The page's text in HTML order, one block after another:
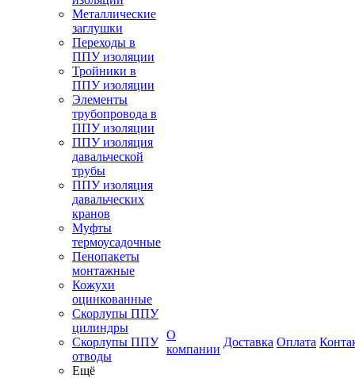
Металлические
заглушки
Переходы в
ППУ изоляции
Тройники в
ППУ изоляции
Элементы
трубопровода в
ППУ изоляции
ППУ изоляция
давальческой
трубы
ППУ изоляция
давальческих
кранов
Муфты
термоусадочные
Пенопакеты
монтажные
Кожухи
оцинкованные
Скорлупы ППУ
цилиндры
Скорлупы ППУ
отводы
Ещё
О
компании
Доставка Оплата